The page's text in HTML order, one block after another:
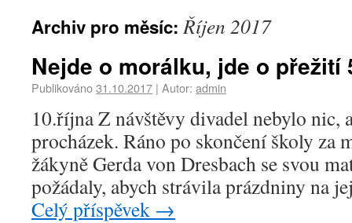
Archiv pro měsíc:Říjen 2017
Nejde o morálku, jde o přežití
Publikováno31.10.2017 | Autor: admin
10.října Z návštěvy divadel nebylo nic,
procházek. Ráno po skončení školy za
žákyně Gerda von Dresbach se svou
požádaly, abych strávila prázdniny na
Celý příspěvek →